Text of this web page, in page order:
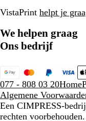
VistaPrint helpt je
We helpen graag
Ons bedrijf
077 - 808 03 20Home
Algemene
Een CIMPRESS-
rechten voorbehouden.